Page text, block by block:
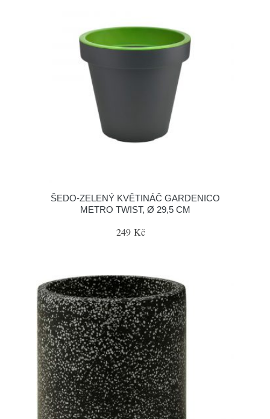
ŠEDO-ZELENÝ KVĚTINÁČ GARDENICO
METRO TWIST, Ø 29,5 CM
249 Kč